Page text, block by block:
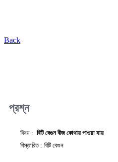
Back
প্রশ্ন
বিষয় : বিটি বেগুন বীজ কোথায় পাওয়া যায়
বিস্তারিত : বিটি বেগুন